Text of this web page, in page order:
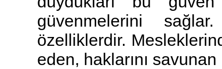
güvenmelerini
özelliklerdir.
eden, haklarını